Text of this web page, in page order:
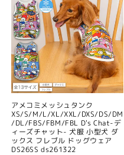
アメコミメッシュタンク
XS/S/M/L/XL/XXL/DXS/DS/DM
/DL/FBS/FBM/FBL D's Chat-デ
ィーズチャット- 犬服 小型犬 ダ
ックス フレブル ドッグウェア
DS26SS ds261322